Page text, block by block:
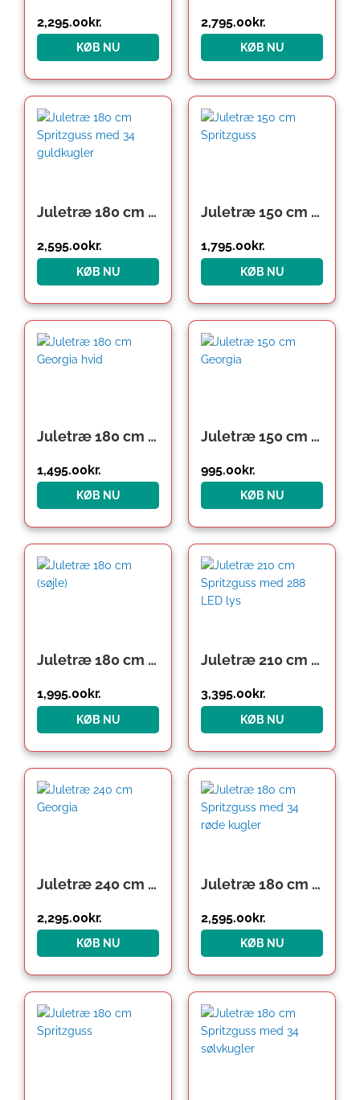
2,295.00kr.
KØB NU
2,795.00kr.
KØB NU
Juletræ 180 cm Spritzguss med 34 guldkugler
2,595.00kr.
KØB NU
Juletræ 150 cm Spritzguss
1,795.00kr.
KØB NU
Juletræ 180 cm Georgia hvid
1,495.00kr.
KØB NU
Juletræ 150 cm Georgia
995.00kr.
KØB NU
Juletræ 180 cm (søjle)
1,995.00kr.
KØB NU
Juletræ 210 cm Spritzguss med 288 LED lys
3,395.00kr.
KØB NU
Juletræ 240 cm Georgia
2,295.00kr.
KØB NU
Juletræ 180 cm Spritzguss med 34 røde kugler
2,595.00kr.
KØB NU